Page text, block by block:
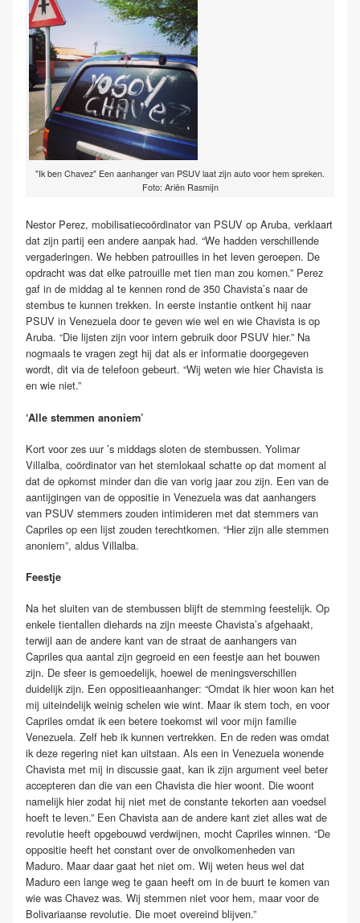
"Ik ben Chavez" Een aanhanger van PSUV laat zijn auto voor hem spreken.
Foto: Ariën Rasmijn
Nestor Perez, mobilisatiecoördinator van PSUV op Aruba, verklaart
dat zijn partij een andere aanpak had. “We hadden verschillende
vergaderingen. We hebben patrouilles in het leven geroepen. De
opdracht was dat elke patrouille met tien man zou komen.” Perez
gaf in de middag al te kennen rond de 350 Chavista’s naar de
stembus te kunnen trekken. In eerste instantie ontkent hij naar
PSUV in Venezuela door te geven wie wel en wie Chavista is op
Aruba. “Die lijsten zijn voor intern gebruik door PSUV hier.” Na
nogmaals te vragen zegt hij dat als er informatie doorgegeven
wordt, dit via de telefoon gebeurt. “Wij weten wie hier Chavista is
en wie niet.”
‘Alle stemmen anoniem’
Kort voor zes uur ’s middags sloten de stembussen. Yolimar
Villalba, coördinator van het stemlokaal schatte op dat moment al
dat de opkomst minder dan die van vorig jaar zou zijn. Een van de
aantijgingen van de oppositie in Venezuela was dat aanhangers
van PSUV stemmers zouden intimideren met dat stemmers van
Capriles op een lijst zouden terechtkomen. “Hier zijn alle stemmen
anoniem”, aldus Villalba.
Feestje
Na het sluiten van de stembussen blijft de stemming feestelijk. Op
enkele tientallen diehards na zijn meeste Chavista’s afgehaakt,
terwijl aan de andere kant van de straat de aanhangers van
Capriles qua aantal zijn gegroeid en een feestje aan het bouwen
zijn. De sfeer is gemoedelijk, hoewel de meningsverschillen
duidelijk zijn. Een oppositieaanhanger: “Omdat ik hier woon kan het
mij uiteindelijk weinig schelen wie wint. Maar ik stem toch, en voor
Capriles omdat ik een betere toekomst wil voor mijn familie
Venezuela. Zelf heb ik kunnen vertrekken. En de reden was omdat
ik deze regering niet kan uitstaan. Als een in Venezuela wonende
Chavista met mij in discussie gaat, kan ik zijn argument veel beter
accepteren dan die van een Chavista die hier woont. Die woont
namelijk hier zodat hij niet met de constante tekorten aan voedsel
hoeft te leven.” Een Chavista aan de andere kant ziet alles wat de
revolutie heeft opgebouwd verdwijnen, mocht Capriles winnen. “De
oppositie heeft het constant over de onvolkomenheden van
Maduro. Maar daar gaat het niet om. Wij weten heus wel dat
Maduro een lange weg te gaan heeft om in de buurt te komen van
wie was Chavez was. Wij stemmen niet voor hem, maar voor de
Bolivariaanse revolutie. Die moet overeind blijven.”